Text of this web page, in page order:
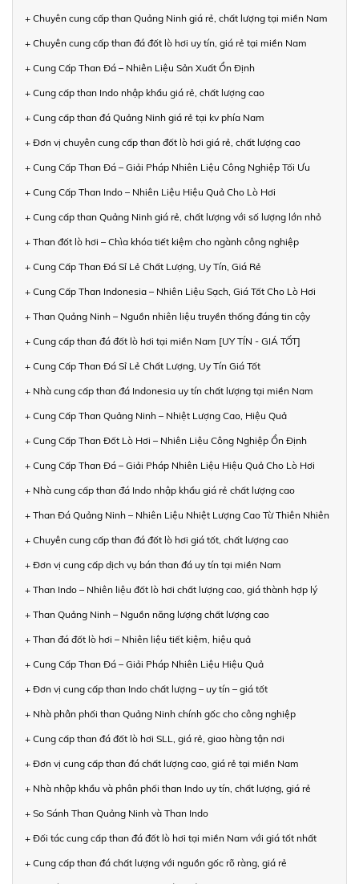
+ Chuyên cung cấp than Quảng Ninh giá rẻ, chất lượng tại miền Nam
+ Chuyên cung cấp than đá đốt lò hơi uy tín, giá rẻ tại miền Nam
+ Cung Cấp Than Đá – Nhiên Liệu Sản Xuất Ổn Định
+ Cung cấp than Indo nhập khẩu giá rẻ, chất lượng cao
+ Cung cấp than đá Quảng Ninh giá rẻ tại kv phía Nam
+ Đơn vị chuyên cung cấp than đốt lò hơi giá rẻ, chất lượng cao
+ Cung Cấp Than Đá – Giải Pháp Nhiên Liệu Công Nghiệp Tối Ưu
+ Cung Cấp Than Indo – Nhiên Liệu Hiệu Quả Cho Lò Hơi
+ Cung cấp than Quảng Ninh giá rẻ, chất lượng với số lượng lớn nhỏ
+ Than đốt lò hơi – Chìa khóa tiết kiệm cho ngành công nghiệp
+ Cung Cấp Than Đá Sỉ Lẻ Chất Lượng, Uy Tín, Giá Rẻ
+ Cung Cấp Than Indonesia – Nhiên Liệu Sạch, Giá Tốt Cho Lò Hơi
+ Than Quảng Ninh – Nguồn nhiên liệu truyền thống đáng tin cậy
+ Cung cấp than đá đốt lò hơi tại miền Nam [UY TÍN - GIÁ TỐT]
+ Cung Cấp Than Đá Sỉ Lẻ Chất Lượng, Uy Tín Giá Tốt
+ Nhà cung cấp than đá Indonesia uy tín chất lượng tại miền Nam
+ Cung Cấp Than Quảng Ninh – Nhiệt Lượng Cao, Hiệu Quả
+ Cung Cấp Than Đốt Lò Hơi – Nhiên Liệu Công Nghiệp Ổn Định
+ Cung Cấp Than Đá – Giải Pháp Nhiên Liệu Hiệu Quả Cho Lò Hơi
+ Nhà cung cấp than đá Indo nhập khẩu giá rẻ chất lượng cao
+ Than Đá Quảng Ninh – Nhiên Liệu Nhiệt Lượng Cao Từ Thiên Nhiên
+ Chuyên cung cấp than đá đốt lò hơi giá tốt, chất lượng cao
+ Đơn vị cung cấp dịch vụ bán than đá uy tín tại miền Nam
+ Than Indo – Nhiên liệu đốt lò hơi chất lượng cao, giá thành hợp lý
+ Than Quảng Ninh – Nguồn năng lượng chất lượng cao
+ Than đá đốt lò hơi – Nhiên liệu tiết kiệm, hiệu quả
+ Cung Cấp Than Đá – Giải Pháp Nhiên Liệu Hiệu Quả
+ Đơn vị cung cấp than Indo chất lượng – uy tín – giá tốt
+ Nhà phân phối than Quảng Ninh chính gốc cho công nghiệp
+ Cung cấp than đá đốt lò hơi SLL, giá rẻ, giao hàng tận nơi
+ Đơn vị cung cấp than đá chất lượng cao, giá rẻ tại miền Nam
+ Nhà nhập khẩu và phân phối than Indo uy tín, chất lượng, giá rẻ
+ So Sánh Than Quảng Ninh và Than Indo
+ Đối tác cung cấp than đá đốt lò hơi tại miền Nam với giá tốt nhất
+ Cung cấp than đá chất lượng với nguồn gốc rõ ràng, giá rẻ